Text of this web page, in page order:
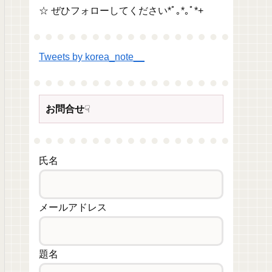
☆ ぜひフォローしてください*ﾟ｡*｡ﾟ*+
Tweets by korea_note__
お問合せ☟
氏名
メールアドレス
題名